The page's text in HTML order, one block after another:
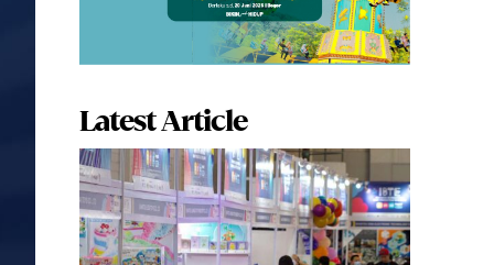
Latest Article